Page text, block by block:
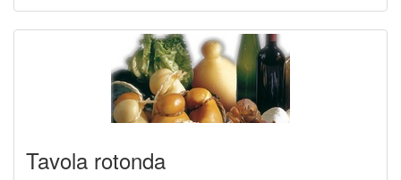
Tavola rotonda